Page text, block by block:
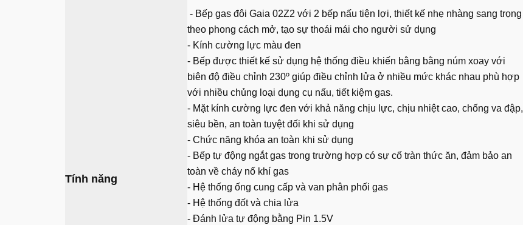
Tính năng
- Bếp gas đôi Gaia 02Z2 với 2 bếp nấu tiện lợi, thiết kế nhẹ nhàng sang trọng
theo phong cách mở, tạo sự thoái mái cho người sử dụng
- Kính cường lực màu đen
- Bếp được thiết kế sử dụng hệ thống điều khiến bằng bằng núm xoay với
biên độ điều chỉnh 230º giúp điều chỉnh lửa ở nhiều mức khác nhau phù hợp
với nhiều chủng loại dụng cụ nấu, tiết kiệm gas.
- Mặt kính cường lực đen với khả năng chịu lực, chịu nhiệt cao, chống va đập,
siêu bền, an toàn tuyệt đối khi sử dụng
- Chức năng khóa an toàn khi sử dụng
- Bếp tự động ngắt gas trong trường hợp có sự cố tràn thức ăn, đảm bảo an
toàn về cháy nố khí gas
- Hệ thống ống cung cấp và van phân phối gas
- Hệ thống đốt và chia lửa
- Đánh lửa tự động bằng Pin 1.5V